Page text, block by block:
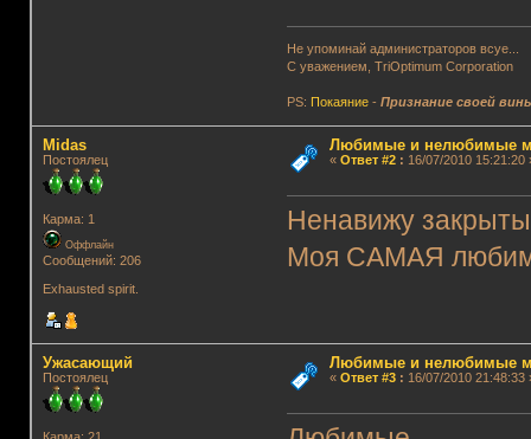
Не упоминай администраторов всуе...
С уважением, TriOptimum Corporation
PS: Покаяние -Признание своей
Midas
Постоялец
Карма: 1
Оффлайн
Сообщений: 206
Exhausted spirit.
Любимые и нелюбимые
« Ответ #2: 16/07/2010 15:21:20
Ненавижу
Моя САМАЯ
Ужасающий
Постоялец
Любимые и нелюбимые
« Ответ #3: 16/07/2010 21:48:33